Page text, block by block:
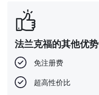
法兰克福的其他优势
免注册费
超高性价比